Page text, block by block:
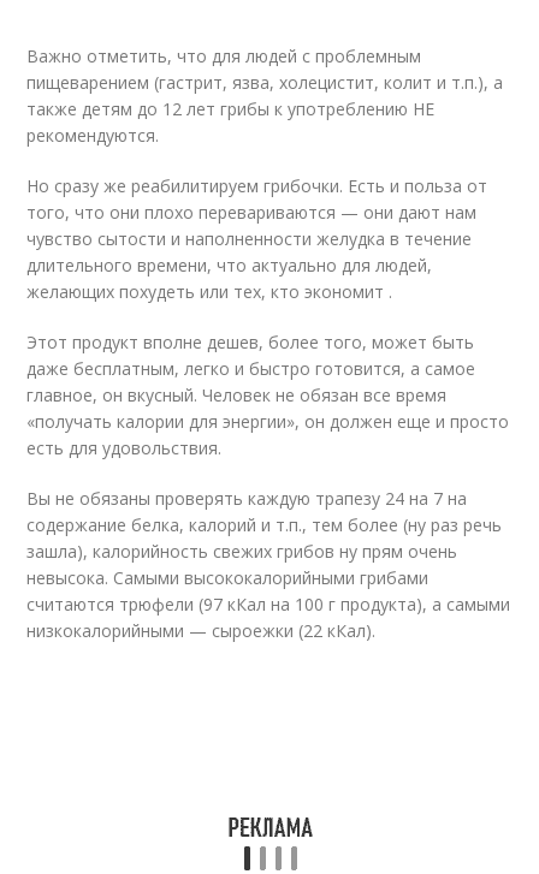
Важно отметить, что для людей с проблемным
пищеварением (гастрит, язва, холецистит, колит и т.п.), а
также детям до 12 лет грибы к употреблению НЕ
рекомендуются.
Но сразу же реабилитируем грибочки. Есть и польза от
того, что они плохо перевариваются — они дают нам
чувство сытости и наполненности желудка в течение
длительного времени, что актуально для людей,
желающих похудеть или тех, кто экономит .
Этот продукт вполне дешев, более того, может быть
даже бесплатным, легко и быстро готовится, а самое
главное, он вкусный. Человек не обязан все время
«получать калории для энергии», он должен еще и просто
есть для удовольствия.
Вы не обязаны проверять каждую трапезу 24 на 7 на
содержание белка, калорий и т.п., тем более (ну раз речь
зашла), калорийность свежих грибов ну прям очень
невысока. Самыми высококалорийными грибами
считаются трюфели (97 кКал на 100 г продукта), а самыми
низкокалорийными — сыроежки (22 кКал).